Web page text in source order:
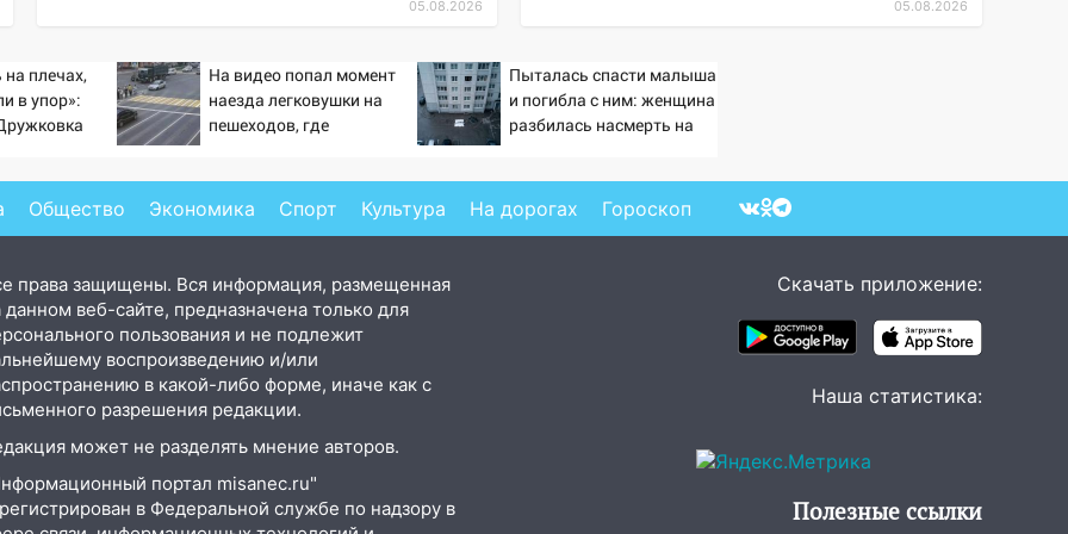
05.08.2026 05.08.2026
плечах,
в упор»:
На видео попал момент
наезда легковушки на
пешеходов, где
06/08/2026 – Новости
Пыталась спасти малыша
и погибла с ним: женщина
разбилась насмерть на
Общество Экономика Спорт Культура На дорогах Гороскоп
права защищены. Вся информация, размещенная
данном веб-сайте, предназначена только для
пользования и не подлежит
воспроизведению и/или
в какой-либо форме, иначе как с
разрешения редакции.
может не разделять мнение авторов.
портал misanec.ru"
в Федеральной службе по надзору в
Скачать приложение:
Наша статистика:
Полезные ссылки